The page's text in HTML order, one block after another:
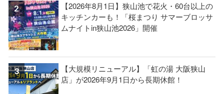
【2026年8月1日】狭山池で花火・60台以上の
キッチンカーも！「桜まつり サマーブロッサ
ムナイトin狭山池2026」開催
【大規模リニューアル】「虹の湯 大阪狭山
店」が2026年9月1日から長期休館！